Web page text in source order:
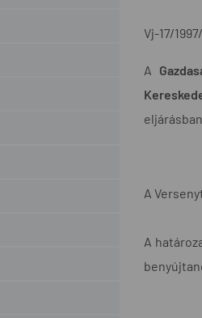
Vj-17/
A
A
A